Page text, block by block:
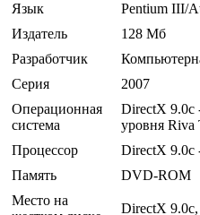
Язык
Pentium III/
Издатель
128 Мб
Разработчик
Серия
2007
Операционная
система
DirectX 9.0c
уровня
Процессор
DirectX 9.0с
Память
DVD-ROM
Место на
DirectX